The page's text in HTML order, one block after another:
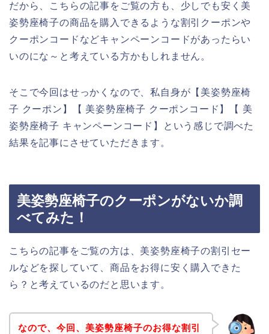
だから、こちらの記事をご覧の方も、少しでも安く美
姿勢座椅子の商品を購入できるような割引クーポンや
クーポンコードなどキャンペーンコードがあったらい
いのにな～と考えている方かもしれません。
そこで今回はせっかくなので、私自身が【美姿勢座椅
子 クーポン】【 美姿勢座椅子 クーポンコード】【 美
姿勢座椅子 キャンペーンコード】という感じで調べた
結果を記事にさせていただきます。
美姿勢座椅子のクーポンがないか調
べてみた！
こちらの記事をご覧の方は、美姿勢座椅子の割引セー
ルなどを探していて、商品をお得に安く購入できた
ら？と考えているのだと思います。
なので、今回、美姿勢座椅子のお得な割引